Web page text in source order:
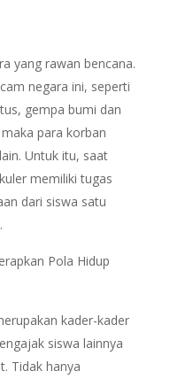
yang rawan bencana.
negara ini, seperti
gempa bumi dan
para korban
Untuk itu, saat
memiliki tugas
dari siswa satu
Pola Hidup
kader-kader
siswa lainnya
Tidak hanya